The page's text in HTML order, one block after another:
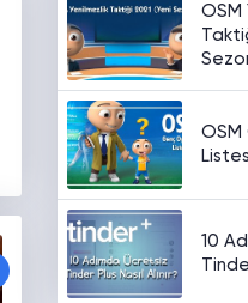
OSM
OSM
10